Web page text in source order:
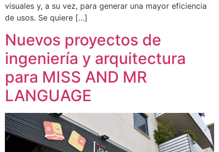
visuales y, a su vez, para generar una mayor eficiencia
de usos. Se quiere […]
Nuevos proyectos de
ingeniería y arquitectura
para MISS AND MR
LANGUAGE